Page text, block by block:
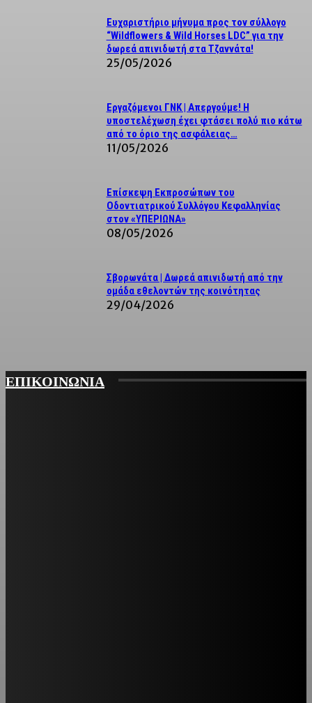
Ευχαριστήριο μήνυμα προς τον σύλλογο
“Wildflowers & Wild Horses LDC” για την
δωρεά απινιδωτή στα Τζαννάτα!
25/05/2026
Εργαζόμενοι ΓΝΚ | Απεργούμε! Η
υποστελέχωση έχει φτάσει πολύ πιο κάτω
από το όριο της ασφάλειας…
11/05/2026
Επίσκεψη Εκπροσώπων του
Οδοντιατρικού Συλλόγου Κεφαλληνίας
στον «ΥΠΕΡΙΩΝΑ»
08/05/2026
Σβορωνάτα | Δωρεά απινιδωτή από την
ομάδα εθελοντών της κοινότητας
29/04/2026
ΕΠΙΚΟΙΝΩΝΙΑ